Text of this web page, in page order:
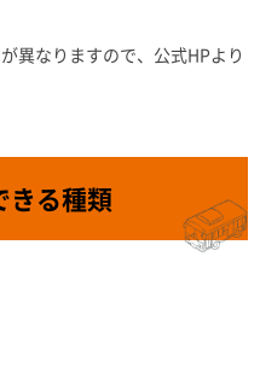
異なりますので、公式HPより
きる種類